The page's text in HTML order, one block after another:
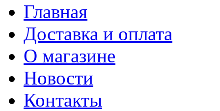
Главная
Доставка и оплата
О магазине
Новости
Контакты